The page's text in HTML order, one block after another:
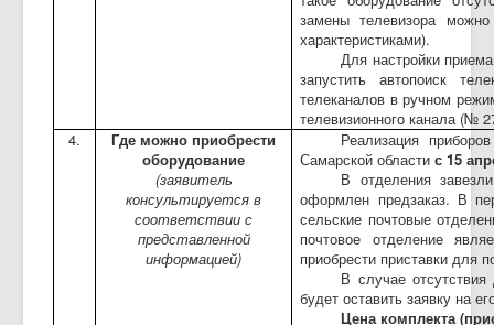
замены телевизора
характеристиками).
Для настройки
запустить автопоиск
телеканалов в ручном
телевизионного канала (№
4.
Где можно приобрести
оборудование
(заявитель
консультируется в
соответствии с
представленной
информацией)
Реализация
Самарской областис 15
В отделения
оформлен предзаказ. В
сельские почтовые
почтовое отделение
приобрести приставки для
В случае
будет оставить заявку на
Цена комплекта